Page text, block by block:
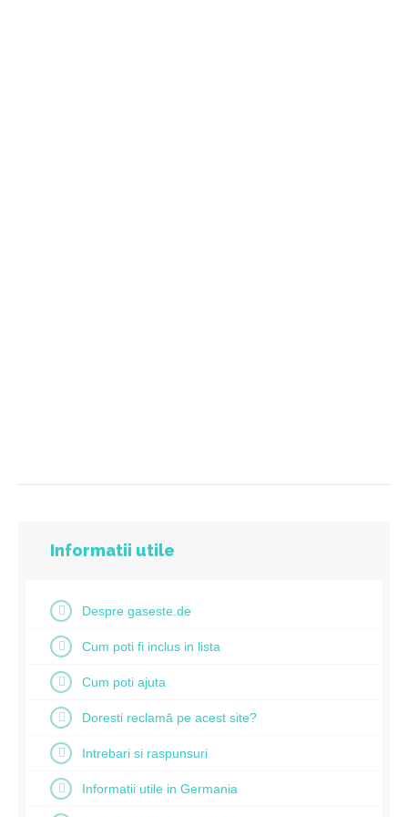
Informatii utile
Despre gaseste.de
Cum poti fi inclus in lista
Cum poti ajuta
Doresti reclamă pe acest site?
Intrebari si raspunsuri
Informatii utile in Germania